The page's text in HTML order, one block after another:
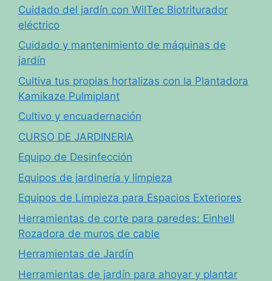
Cuidado del jardín con WilTec Biotriturador
eléctrico
Cuidado y mantenimiento de máquinas de
jardín
Cultiva tus propias hortalizas con la Plantadora
Kamikaze Pulmiplant
Cultivo y encuadernación
CURSO DE JARDINERIA
Equipo de Desinfección
Equipos de jardinería y limpieza
Equipos de Limpieza para Espacios Exteriores
Herramientas de corte para paredes: Einhell
Rozadora de muros de cable
Herramientas de Jardín
Herramientas de jardín para ahoyar y plantar